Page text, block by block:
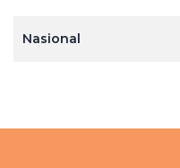
Nasional